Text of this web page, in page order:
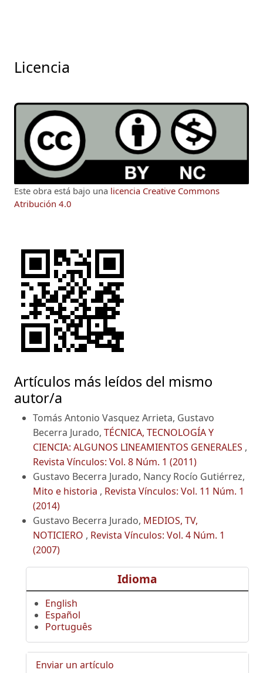
Licencia
Este obra está bajo una licencia Creative Commons
Atribución 4.0
Artículos más leídos del mismo
autor/a
Tomás Antonio Vasquez Arrieta, Gustavo
Becerra Jurado, TÉCNICA, TECNOLOGÍA Y
CIENCIA: ALGUNOS LINEAMIENTOS GENERALES ,
Revista Vínculos: Vol. 8 Núm. 1 (2011)
Gustavo Becerra Jurado, Nancy Rocío Gutiérrez,
Mito e historia , Revista Vínculos: Vol. 11 Núm. 1
(2014)
Gustavo Becerra Jurado, MEDIOS, TV,
NOTICIERO , Revista Vínculos: Vol. 4 Núm. 1
(2007)
Idioma
English
Español
Português
Enviar un artículo